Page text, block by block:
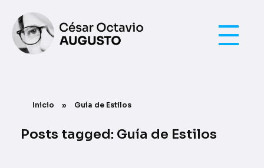
Inicio » Guía de Estilos
Posts tagged: Guía de Estilos